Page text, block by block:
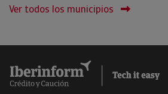
Ver todos los municipios